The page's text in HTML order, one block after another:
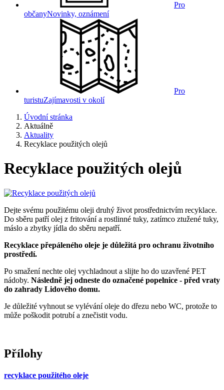
Pro
občanyNovinky, oznámení
Pro
turistuZajímavosti v okolí
Úvodní stránka
Aktuálně
Aktuality
Recyklace použitých olejů
Recyklace použitých olejů
Dejte svému použitému oleji druhý život prostřednictvím recyklace.
Do sběru patří olej z fritování a rostlinné tuky, zatímco ztužené tuky,
máslo a zbytky jídla do sběru nepatří.
Recyklace přepáleného oleje je důležitá pro ochranu životního
prostředí.
Po smažení nechte olej vychladnout a slijte ho do uzavřené PET
nádoby. Následně jej odneste do označené popelnice - před vraty
do zahrady Lidového domu.
Je důležité vyhnout se vylévání oleje do dřezu nebo WC, protože to
může poškodit potrubí a znečistit vodu.
Přílohy
recyklace použitého oleje